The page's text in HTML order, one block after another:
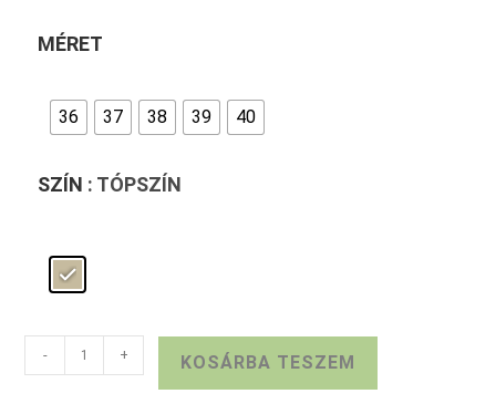
MÉRET
36 37 38 39 40
SZÍN : TÓPSZÍN
sportcipő
- + KOSÁRBA TESZEM